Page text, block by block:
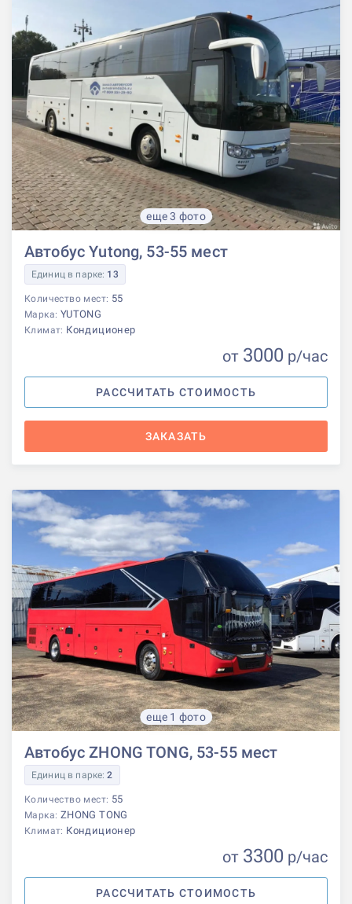
еще 3 фото
Автобус Yutong, 53-55 мест
Единиц в парке: 13
Количество мест: 55
Марка: YUTONG
Климат: Кондиционер
от 3000 р/час
РАССЧИТАТЬ СТОИМОСТЬ
ЗАКАЗАТЬ
еще 1 фото
Автобус ZHONG TONG, 53-55 мест
Единиц в парке:2
Количество мест: 55
Марка: ZHONG TONG
Климат: Кондиционер
от 3300 р/час
РАССЧИТАТЬ СТОИМОСТЬ